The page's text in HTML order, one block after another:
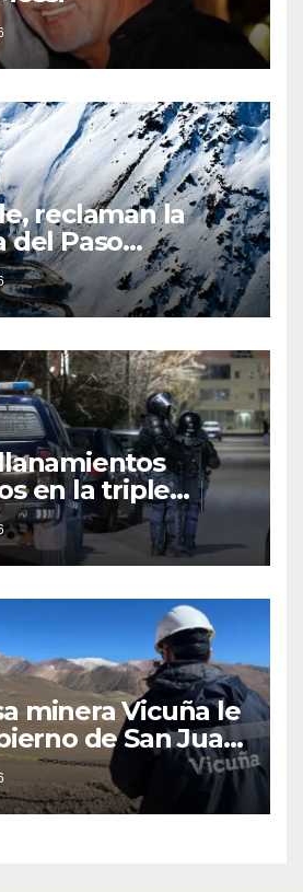
reclaman la
del Paso
Los
pérdidas
en la triple
Luján, Maipú y
minera Vicuña le
de San Juan
cómo un
y no